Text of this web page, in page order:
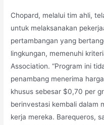
Chopard, melalui tim ahli,
untuk melaksanakan
pertambangan yang
lingkungan, memenuhi
Association. “Program ini
penambang menerima
khusus sebesar $0,70 per
berinvestasi kembali dalam
kerja mereka. Barequeros,